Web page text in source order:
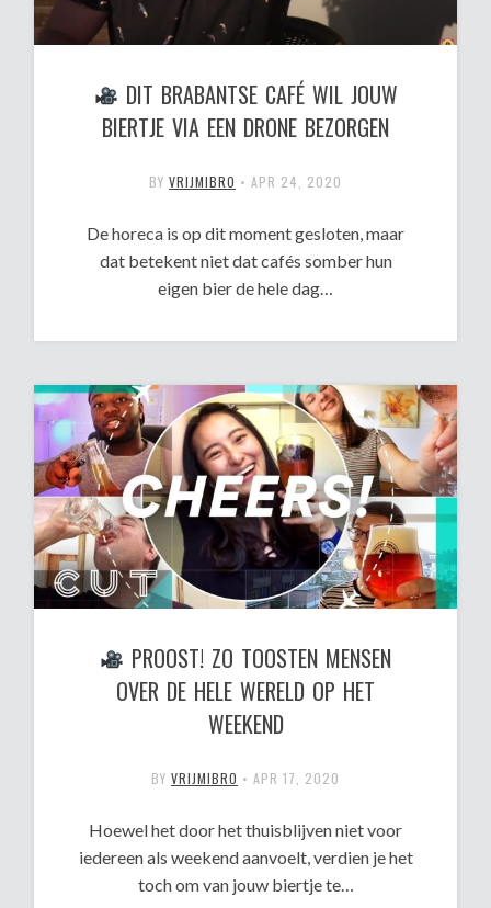
DIT BRABANTSE CAFÉ WIL JOUW
BIERTJE VIA EEN DRONE BEZORGEN
BY VRIJMIBRO • APR 24, 2020
De horeca is op dit moment gesloten, maar
dat betekent niet dat cafés somber hun
eigen bier de hele dag…
PROOST! ZO TOOSTEN MENSEN
OVER DE HELE WERELD OP HET
WEEKEND
BY VRIJMIBRO • APR 17, 2020
Hoewel het door het thuisblijven niet voor
iedereen als weekend aanvoelt, verdien je het
toch om van jouw biertje te…